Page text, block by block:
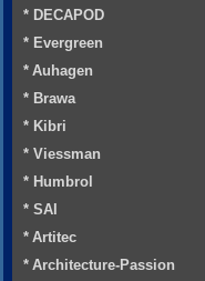
* DECAPOD
* Evergreen
* Auhagen
* Brawa
* Kibri
* Viessman
* Humbrol
* SAI
* Artitec
* Architecture-Passion